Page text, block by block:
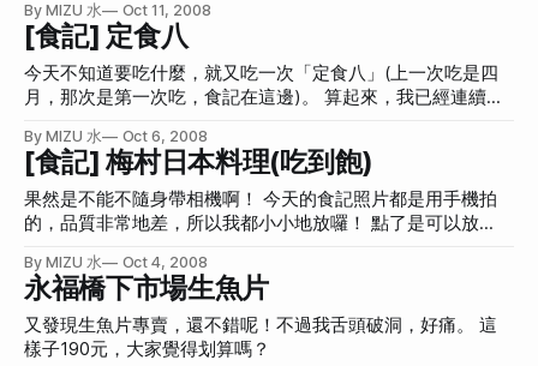
的PK文之後，我又去了小春好幾次，每次去都會覺得好像有點
不同了耶！換椅子、換擺設，而這次去，還多了衛生紙。(……
好像不是很值得一提，我只是想放扁扁的照片而已) 而且這次
明明是平常日去，卻很多人，可以說是爆滿啊！ 讓我、讓我
不禁想到，難道、難道是因為我寫的PK文讓小春大勝，所以生
意才越來越好嗎？然後，上次還發現，PK輸掉的宮川竟然倒
了！變成「富生日本料理」，難道、難道這一切都是我造成的
嗎？(大羞) 想太多了。 不過，這次去小春，真的有點人太
多，許多餐點都等好久好久才來，有
台北市松隆路339號 菜單：在Flickr →鮭魚親子丼 ２００元
→安康魚肝 １５０元 這家店鮭魚親子丼頗好吃的，不過比較
小碗。價格和定食八及梭子一樣是200。 這是這家店的鮭魚親
子丼： 比較一下定食八(食記在此)的鮭魚親子丼： 這是梭子
另外這是安康魚肝。我只吃了一點點，因為怕膽固醇太高。 !
[](http://hanamizuki.tw/wp-content/plugins/jquery-image-
lazy-loading/images/grey.gif) 這是鮭魚蓋飯。真的蓋得滿滿
的。 最後，發現這傢伙也寫了生魚蓋飯。 杯盤狼藉：
By MIZU 水 Oct 11, 2008
[食記] 定食八
今天不知道要吃什麼，就又吃一次「定食八」(上一次吃是四
月，那次是第一次吃，食記在這邊)。 算起來，我已經連續三
戰，我應該會訂主題為「連續三十天生魚片」吧！然後再寫
「歡迎贊助我生魚片」，因為我很窮。XD 附上菜單。 很單
純，就八種定食，均一價200元。我在想，只能有八種定食的
話，也頗煩的，主廚想多做一種都不行。而且生魚片是固定九
是完全制式化的日本料理啊！ 這是趁別人不注意，偷拍他的
「鮭魚親子丼」。 比較一下之前在梭子的鮭魚親子丼，你覺
得哪個看起來好吃呢？(下圖是梭子的)(註：價格是一樣的
噢！) 最後是杯盤狼藉的樣子。
By MIZU 水 Oct 6, 2008
[食記] 梅村日本料理(吃到飽)
果然是不能不隨身帶相機啊！ 今天的食記照片都是用手機拍
的，品質非常地差，所以我都小小地放囉！ 點了是可以放
27213456 店址：台北市大安區忠孝東路四段216巷32弄6號
網站：store.umemura.com.tw 營業時間： 午餐11-14時 ．晚
餐17-21時 費用：1030/兩人晚餐 這家店是一位朋友介紹的，
說以吃到飽來講，生魚片的品質還不錯，所以我就來了。價位
By MIZU 水 Oct 4, 2008
永福橋下市場生魚片
又發現生魚片專賣，還不錯呢！不過我舌頭破洞，好痛。 這
樣子190元，大家覺得划算嗎？